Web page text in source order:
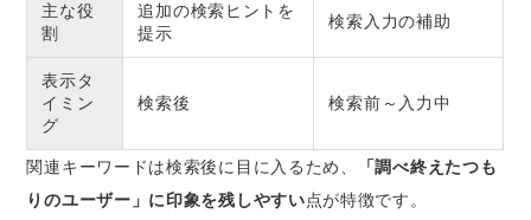
主な役
割
追加の検索ヒントを
提示
検索入力の補助
表示タ
イミン
グ
検索後 検索前～入力中
関連キーワードは検索後に目に入るため、
「調べ終えたつも
りのユーザー」に印象を残しやすい点が特徴です。